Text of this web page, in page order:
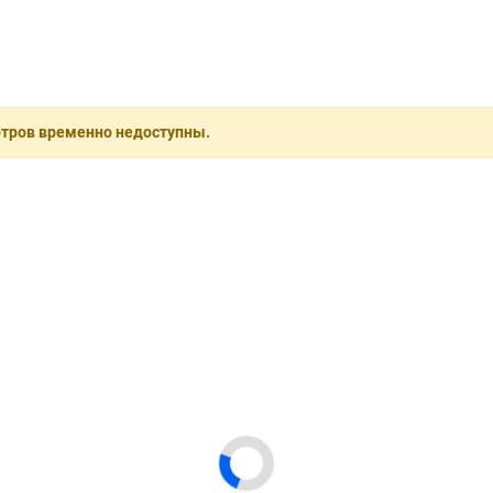
временно недоступны.